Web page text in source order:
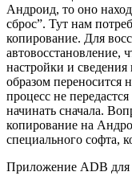
Андроид, то оно
сброс”. Тут нам
копирование. Для
автовосстановление,
настройки и
образом переносится
процесс не
начинать сначала.
копирование на
специального софта,
Приложение ADB для